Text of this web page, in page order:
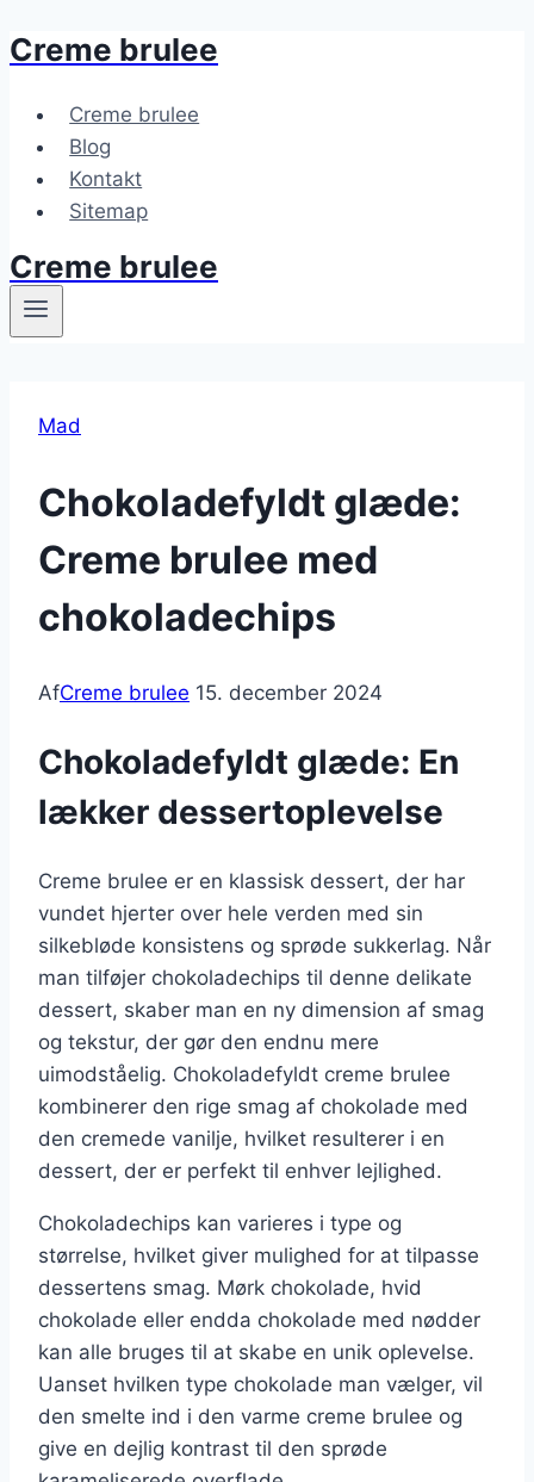
Fortsæt
indhold
Creme brulee
Creme brulee
Blog
Kontakt
Sitemap
Creme brulee
Mad
Chokoladefyldt glæde:
Creme brulee med
chokoladechips
AfCreme brulee 15. december 2024
Chokoladefyldt glæde: En
lækker dessertoplevelse
Creme brulee er en klassisk dessert, der har
vundet hjerter over hele verden med sin
silkebløde konsistens og sprøde sukkerlag. Når
man tilføjer chokoladechips til denne delikate
dessert, skaber man en ny dimension af smag
og tekstur, der gør den endnu mere
uimodståelig. Chokoladefyldt creme brulee
kombinerer den rige smag af chokolade med
den cremede vanilje, hvilket resulterer i en
dessert, der er perfekt til enhver lejlighed.
Chokoladechips kan varieres i type og
størrelse, hvilket giver mulighed for at tilpasse
dessertens smag. Mørk chokolade, hvid
chokolade eller endda chokolade med nødder
kan alle bruges til at skabe en unik oplevelse.
Uanset hvilken type chokolade man vælger, vil
den smelte ind i den varme creme brulee og
give en dejlig kontrast til den sprøde